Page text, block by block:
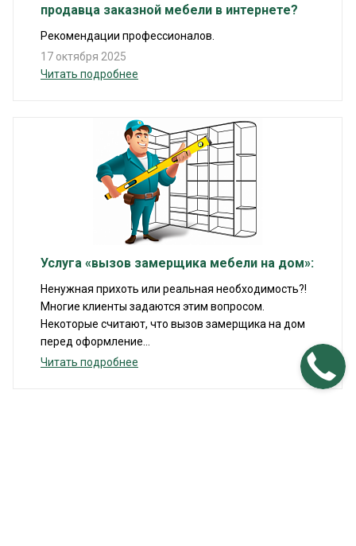
продавца заказной мебели в интернете?
Рекомендации профессионалов.
17 октября 2025
Читать подробнее
Услуга «вызов замерщика мебели на дом»:
Ненужная прихоть или реальная необходимость?!
Многие клиенты задаются этим вопросом.
Некоторые считают, что вызов замерщика на дом
перед оформление...
Читать подробнее